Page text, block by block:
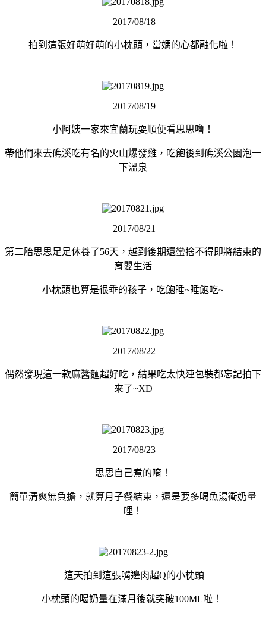
2017/08/18
拍到這張好萌好萌的小枕頭，當媽的心都融化啦！
2017/08/19
小阿姨一家來宜蘭玩耍順便看思思嚕！
帶他們來去礁溪吃有名的火山爆發雞，吃飽後到礁溪公園泡一
下溫泉
2017/08/21
第二胎思思足足休養了56天，越到後期還蠻捨不得即將結束的
育嬰生活
小枕頭也算是很乖的孩子，吃飽睡~睡飽吃~
2017/08/22
偶然發現這一款麻醬麵超好吃，結果吃太快連包裝都忘記拍下
來了~XD
2017/08/23
思思自己煮的唷！
簡單清爽無負擔，就算月子餐結束，還是要多喝魚湯衝奶量
哩！
這天拍到這張嘴邊肉超Q的小枕頭
小枕頭的喝奶量在滿月後就突破100ML啦！